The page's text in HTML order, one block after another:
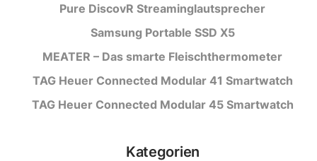
Pure DiscovR Streaminglautsprecher
Samsung Portable SSD X5
MEATER – Das smarte Fleischthermometer
TAG Heuer Connected Modular 41 Smartwatch
TAG Heuer Connected Modular 45 Smartwatch
Kategorien